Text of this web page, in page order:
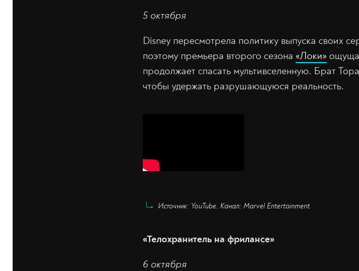
5 октября
Disney пересмотрела политику выпуска своих
поэтому премьера второго сезона «Локи»
продолжает спасать мультивселенную. Брат
чтобы удержать разрушающуюся реальность.
Источник: YouTube. Канал: Marvel Entertainment
«Телохранитель на фрилансе»
6 октября